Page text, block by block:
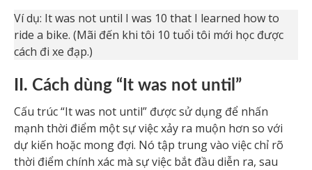
Ví dụ: It was not until I was 10 that I learned how to
ride a bike. (Mãi đến khi tôi 10 tuổi tôi mới học được
cách đi xe đạp.)
II. Cách dùng “It was not until”
Cấu trúc “It was not until” được sử dụng để nhấn
mạnh thời điểm một sự việc xảy ra muộn hơn so với
dự kiến hoặc mong đợi. Nó tập trung vào việc chỉ rõ
thời điểm chính xác mà sự việc bắt đầu diễn ra, sau